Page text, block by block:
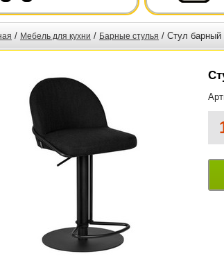
/ Мебель для кухни / Барные стулья / Стул барный